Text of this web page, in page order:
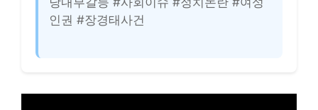
인권 #장경태사건